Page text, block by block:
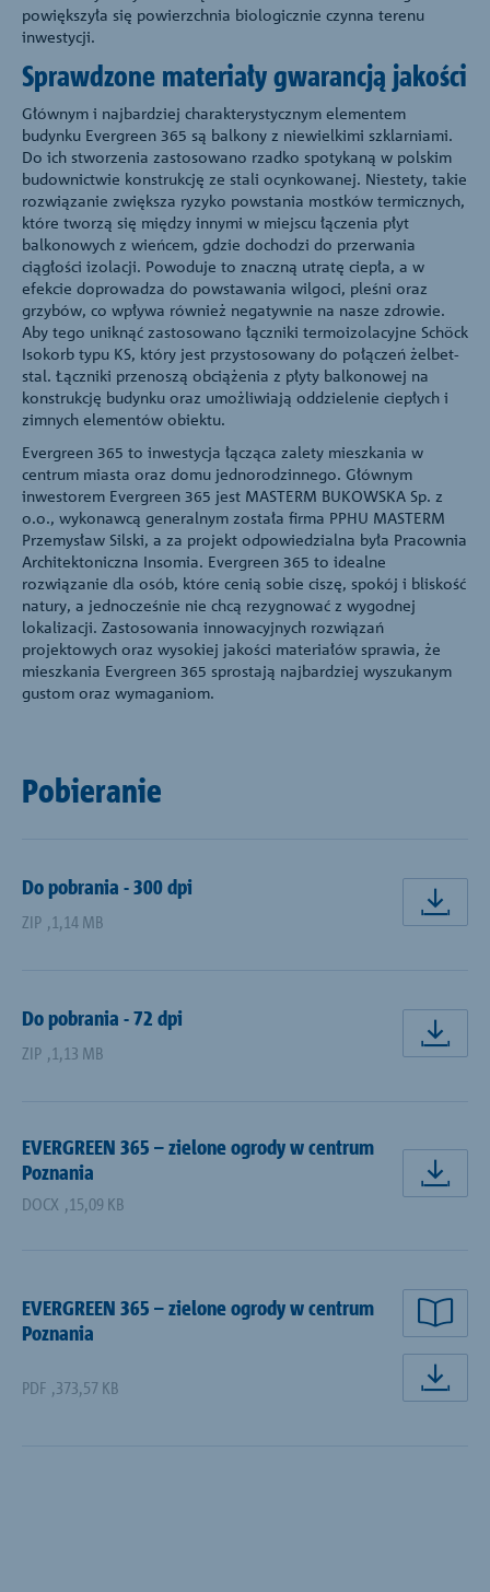
powiększyła się powierzchnia biologicznie czynna terenu
inwestycji.
Sprawdzone materiały gwarancją jakości
Głównym i najbardziej charakterystycznym elementem
budynku Evergreen 365 są balkony z niewielkimi szklarniami.
Do ich stworzenia zastosowano rzadko spotykaną w polskim
budownictwie konstrukcję ze stali ocynkowanej. Niestety, takie
rozwiązanie zwiększa ryzyko powstania mostków termicznych,
które tworzą się między innymi w miejscu łączenia płyt
balkonowych z wieńcem, gdzie dochodzi do przerwania
ciągłości izolacji. Powoduje to znaczną utratę ciepła, a w
efekcie doprowadza do powstawania wilgoci, pleśni oraz
grzybów, co wpływa również negatywnie na nasze zdrowie.
Aby tego uniknąć zastosowano łączniki termoizolacyjne Schöck
Isokorb typu KS, który jest przystosowany do połączeń żelbet-
stal. Łączniki przenoszą obciążenia z płyty balkonowej na
konstrukcję budynku oraz umożliwiają oddzielenie ciepłych i
zimnych elementów obiektu.
Evergreen 365 to inwestycja łącząca zalety mieszkania w
centrum miasta oraz domu jednorodzinnego. Głównym
inwestorem Evergreen 365 jest MASTERM BUKOWSKA Sp. z
o.o., wykonawcą generalnym została firma PPHU MASTERM
Przemysław Silski, a za projekt odpowiedzialna była Pracownia
Architektoniczna Insomia. Evergreen 365 to idealne
rozwiązanie dla osób, które cenią sobie ciszę, spokój i bliskość
natury, a jednocześnie nie chcą rezygnować z wygodnej
lokalizacji. Zastosowania innowacyjnych rozwiązań
projektowych oraz wysokiej jakości materiałów sprawia, że
mieszkania Evergreen 365 sprostają najbardziej wyszukanym
gustom oraz wymaganiom.
Pobieranie
Do pobrania - 300 dpi
ZIP ,1,14 MB
Do pobrania - 72 dpi
ZIP ,1,13 MB
EVERGREEN 365 – zielone ogrody w centrum
Poznania
DOCX ,15,09 KB
EVERGREEN 365 – zielone ogrody w centrum
Poznania
PDF ,373,57 KB